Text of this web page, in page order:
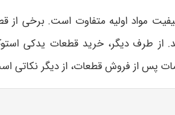
مواد اولیه متفاوت است. برخی از
از طرف دیگر، خرید قطعات یدکی
پس از فروش قطعات، از دیگر نکاتی